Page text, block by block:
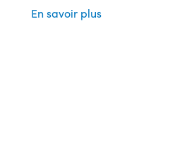
En savoir plus